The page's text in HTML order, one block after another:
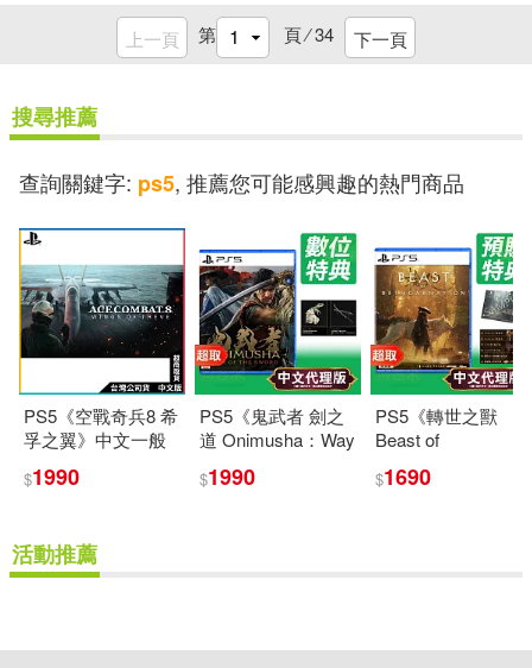
上一頁 第 頁 ⁄34 下一頁
搜尋推薦
查詢關鍵字: ps5, 推薦您可能感興趣的熱門商品
PS5《空戰奇兵8 希
孚之翼》中文一般
$1990
PS5《鬼武者 劍之
道 Onimusha：Way
版 * SONY
$1990
PS5《轉世之獸
Beast of
文版 * SONY
$1690
活動推薦